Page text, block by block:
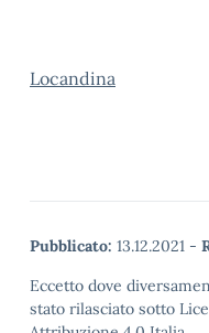
Locandina
Pubblicato: 13.12.2021 -
Eccetto dove
stato rilasciato sotto